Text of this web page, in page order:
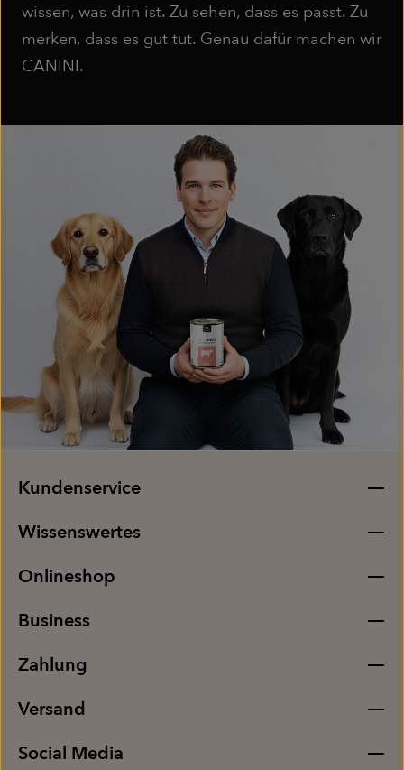
wissen, was drin ist. Zu sehen, dass es passt. Zu
merken, dass es gut tut. Genau dafür machen wir
CANINI.
Kundenservice
Wissenswertes
Onlineshop
Business
Zahlung
Versand
Social Media